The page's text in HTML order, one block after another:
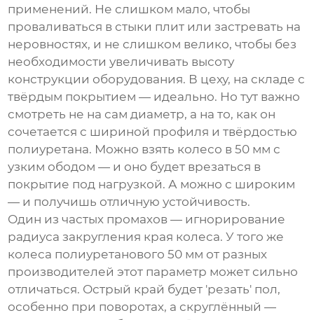
применений. Не слишком мало, чтобы
проваливаться в стыки плит или застревать на
неровностях, и не слишком велико, чтобы без
необходимости увеличивать высоту
конструкции оборудования. В цеху, на складе с
твёрдым покрытием — идеально. Но тут важно
смотреть не на сам диаметр, а на то, как он
сочетается с шириной профиля и твёрдостью
полиуретана. Можно взять колесо в 50 мм с
узким ободом — и оно будет врезаться в
покрытие под нагрузкой. А можно с широким
— и получишь отличную устойчивость.
Один из частых промахов — игнорирование
радиуса закругления края колеса. У того же
колеса полиуретанового 50 мм от разных
производителей этот параметр может сильно
отличаться. Острый край будет 'резать' пол,
особенно при поворотах, а скруглённый —